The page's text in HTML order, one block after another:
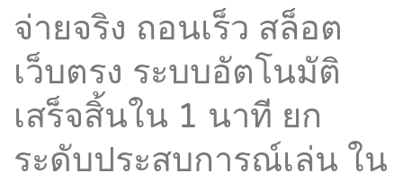
จ่ายจริง ถอนเร็ว สล็อต
เว็บตรง ระบบอัตโนมัติ
เสร็จสิ้นใน 1 นาที ยก
ระดับประสบการณ์เล่น ใน